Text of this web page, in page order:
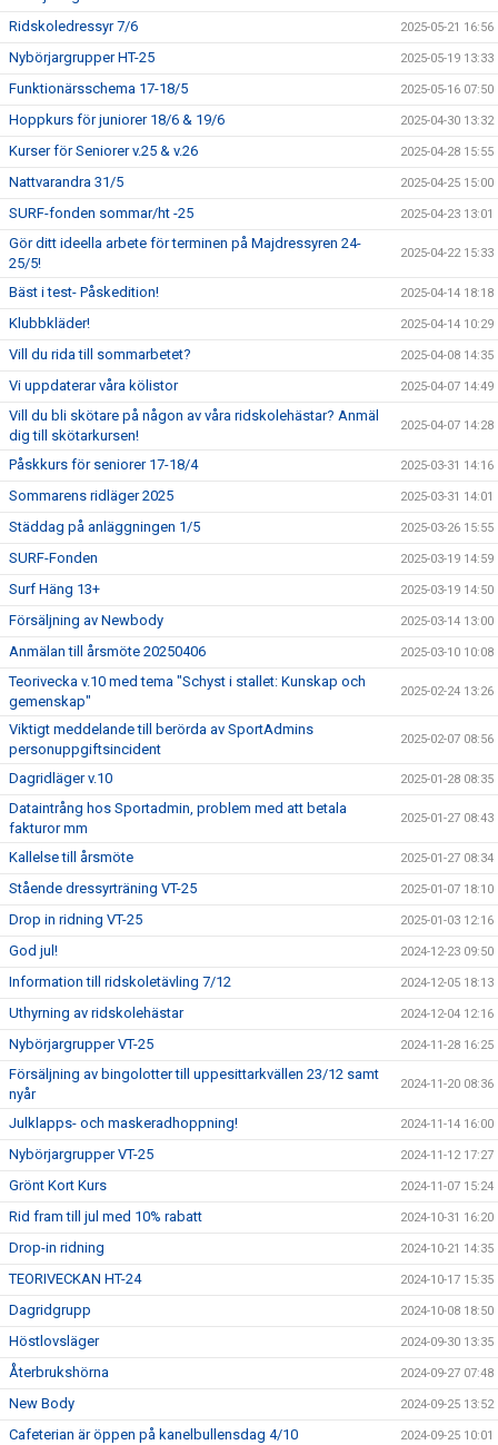
Ridskoledressyr 7/6 2025-05-21 16:56
Nybörjargrupper HT-25 2025-05-19 13:33
Funktionärsschema 17-18/5 2025-05-16 07:50
Hoppkurs för juniorer 18/6 & 19/6 2025-04-30 13:32
Kurser för Seniorer v.25 & v.26 2025-04-28 15:55
Nattvarandra 31/5 2025-04-25 15:00
SURF-fonden sommar/ht -25 2025-04-23 13:01
Gör ditt ideella arbete för terminen på Majdressyren 24-
25/5!
2025-04-22 15:33
Bäst i test- Påskedition! 2025-04-14 18:18
Klubbkläder! 2025-04-14 10:29
Vill du rida till sommarbetet? 2025-04-08 14:35
Vi uppdaterar våra kölistor 2025-04-07 14:49
Vill du bli skötare på någon av våra ridskolehästar? Anmäl
dig till skötarkursen!
2025-04-07 14:28
Påskkurs för seniorer 17-18/4 2025-03-31 14:16
Sommarens ridläger 2025 2025-03-31 14:01
Städdag på anläggningen 1/5 2025-03-26 15:55
SURF-Fonden 2025-03-19 14:59
Surf Häng 13+ 2025-03-19 14:50
Försäljning av Newbody 2025-03-14 13:00
Anmälan till årsmöte 20250406 2025-03-10 10:08
Teorivecka v.10 med tema "Schyst i stallet: Kunskap och
gemenskap"
2025-02-24 13:26
Viktigt meddelande till berörda av SportAdmins
personuppgiftsincident
2025-02-07 08:56
Dagridläger v.10 2025-01-28 08:35
Dataintrång hos Sportadmin, problem med att betala
fakturor mm
2025-01-27 08:43
Kallelse till årsmöte 2025-01-27 08:34
Stående dressyrträning VT-25 2025-01-07 18:10
Drop in ridning VT-25 2025-01-03 12:16
God jul! 2024-12-23 09:50
Information till ridskoletävling 7/12 2024-12-05 18:13
Uthyrning av ridskolehästar 2024-12-04 12:16
Nybörjargrupper VT-25 2024-11-28 16:25
Försäljning av bingolotter till uppesittarkvällen 23/12 samt
nyår
2024-11-20 08:36
Julklapps- och maskeradhoppning! 2024-11-14 16:00
Nybörjargrupper VT-25 2024-11-12 17:27
Grönt Kort Kurs 2024-11-07 15:24
Rid fram till jul med 10% rabatt 2024-10-31 16:20
Drop-in ridning 2024-10-21 14:35
TEORIVECKAN HT-24 2024-10-17 15:35
Dagridgrupp 2024-10-08 18:50
Höstlovsläger 2024-09-30 13:35
Återbrukshörna 2024-09-27 07:48
New Body 2024-09-25 13:52
Cafeterian är öppen på kanelbullensdag 4/10 2024-09-25 10:01